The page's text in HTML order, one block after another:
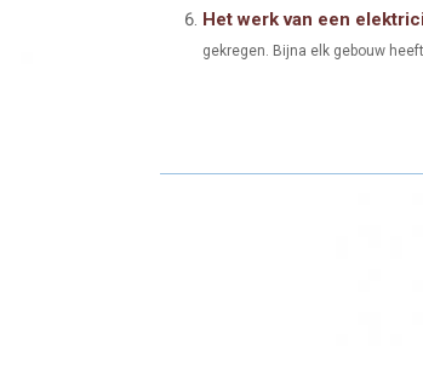
Het werk van een
gekregen. Bijna elk gebouw